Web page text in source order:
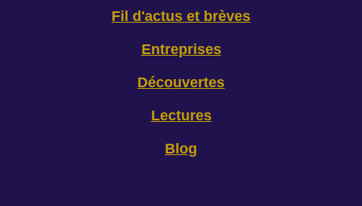
Fil d'actus et brèves
Entreprises
Découvertes
Lectures
Blog